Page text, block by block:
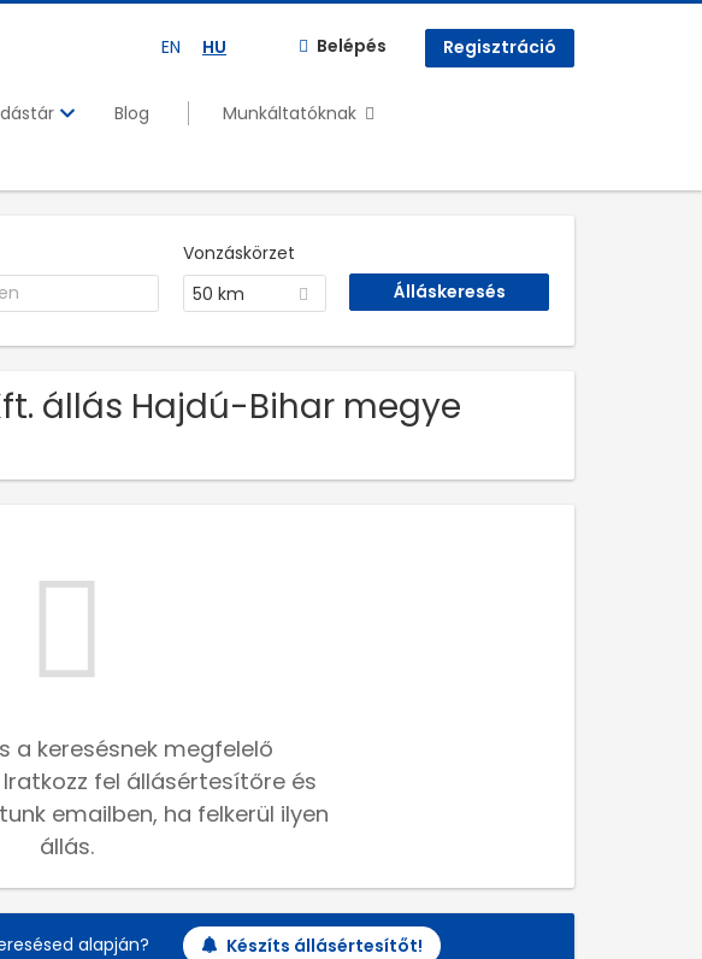
EN HU Belépés Regisztráció
Blog
Munkáltatóknak
Vonzáskörzet
50 km
állás Hajdú-Bihar megye
a keresésnek megfelelő
fel állásértesítőre és
emailben, ha felkerül ilyen
állás.
alapján? Készíts állásértesítőt!